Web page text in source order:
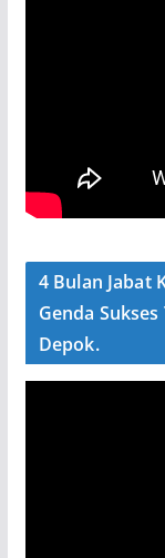
4 Bulan Jabat
Genda
Depok.